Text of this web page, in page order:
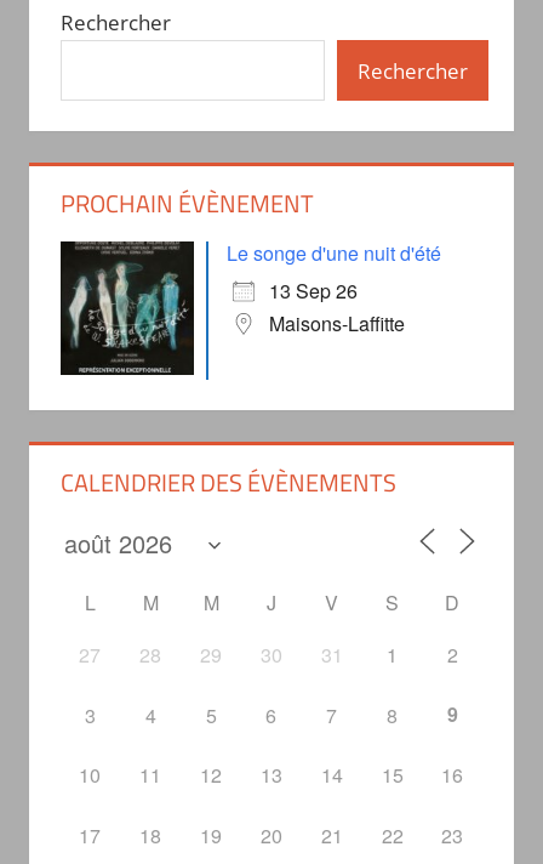
Rechercher
Rechercher
PROCHAIN ÉVÈNEMENT
Le songe d'une nuit d'été
13 Sep 26
Maisons-Laffitte
CALENDRIER DES ÉVÈNEMENTS
L M M J V S
D
27
28 29 30 31 1 2
3 4 5 6 7 8 9
10 11 12 13 14 15 16
17 18 19 20 21 22 23